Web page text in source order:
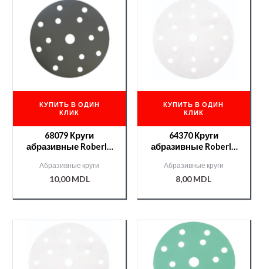
КУПИТЬ В ОДИН
КЛИК
68079 Круги
абразивные Roberlo
P240
Абразивные круги
10,00MDL
КУПИТЬ В ОДИН
КЛИК
64370 Круги
абразивные Roberlo
Абразивные круги
8,00MDL